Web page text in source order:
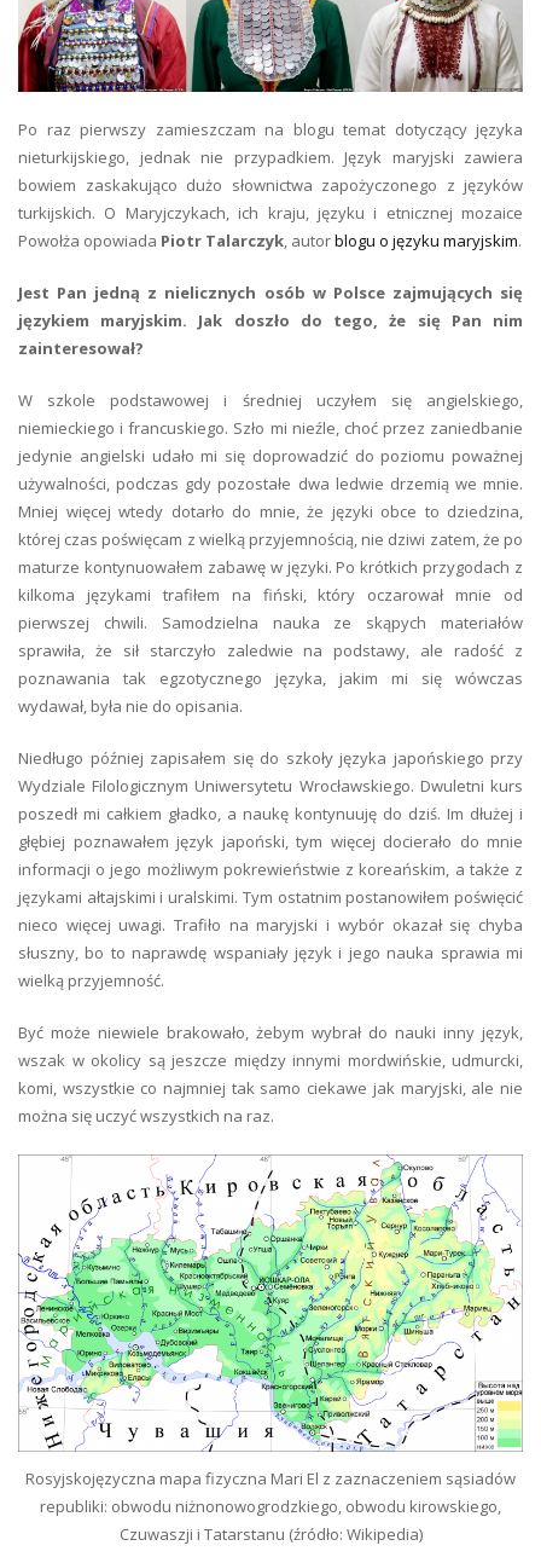
Po raz pierwszy zamieszczam na blogu temat dotyczący języka
nieturkijskiego, jednak nie przypadkiem. Język maryjski zawiera
bowiem zaskakująco dużo słownictwa zapożyczonego z języków
turkijskich. O Maryjczykach, ich kraju, języku i etnicznej mozaice
Powołża opowiada Piotr Talarczyk, autorblogu o języku maryjskim.
Jest Pan jedną z nielicznych osób w Polsce zajmujących się
językiem maryjskim. Jak doszło do tego, że się Pan nim
zainteresował?
W szkole podstawowej i średniej uczyłem się angielskiego,
niemieckiego i francuskiego. Szło mi nieźle, choć przez zaniedbanie
jedynie angielski udało mi się doprowadzić do poziomu poważnej
używalności, podczas gdy pozostałe dwa ledwie drzemią we mnie.
Mniej więcej wtedy dotarło do mnie, że języki obce to dziedzina,
której czas poświęcam z wielką przyjemnością, nie dziwi zatem, że po
maturze kontynuowałem zabawę w języki. Po krótkich przygodach z
kilkoma językami trafiłem na fiński, który oczarował mnie od
pierwszej chwili. Samodzielna nauka ze skąpych materiałów
sprawiła, że sił starczyło zaledwie na podstawy, ale radość z
poznawania tak egzotycznego języka, jakim mi się wówczas
wydawał, była nie do opisania.
Niedługo później zapisałem się do szkoły języka japońskiego przy
Wydziale Filologicznym Uniwersytetu Wrocławskiego. Dwuletni kurs
poszedł mi całkiem gładko, a naukę kontynuuję do dziś. Im dłużej i
głębiej poznawałem język japoński, tym więcej docierało do mnie
informacji o jego możliwym pokrewieństwie z koreańskim, a także z
językami ałtajskimi i uralskimi. Tym ostatnim postanowiłem poświęcić
nieco więcej uwagi. Trafiło na maryjski i wybór okazał się chyba
słuszny, bo to naprawdę wspaniały język i jego nauka sprawia mi
wielką przyjemność.
Być może niewiele brakowało, żebym wybrał do nauki inny język,
wszak w okolicy są jeszcze między innymi mordwińskie, udmurcki,
komi, wszystkie co najmniej tak samo ciekawe jak maryjski, ale nie
można się uczyć wszystkich na raz.
Rosyjskojęzyczna mapa fizyczna Mari El z zaznaczeniem sąsiadów
republiki: obwodu niżnonowogrodzkiego, obwodu kirowskiego,
Czuwaszji i Tatarstanu (źródło: Wikipedia)